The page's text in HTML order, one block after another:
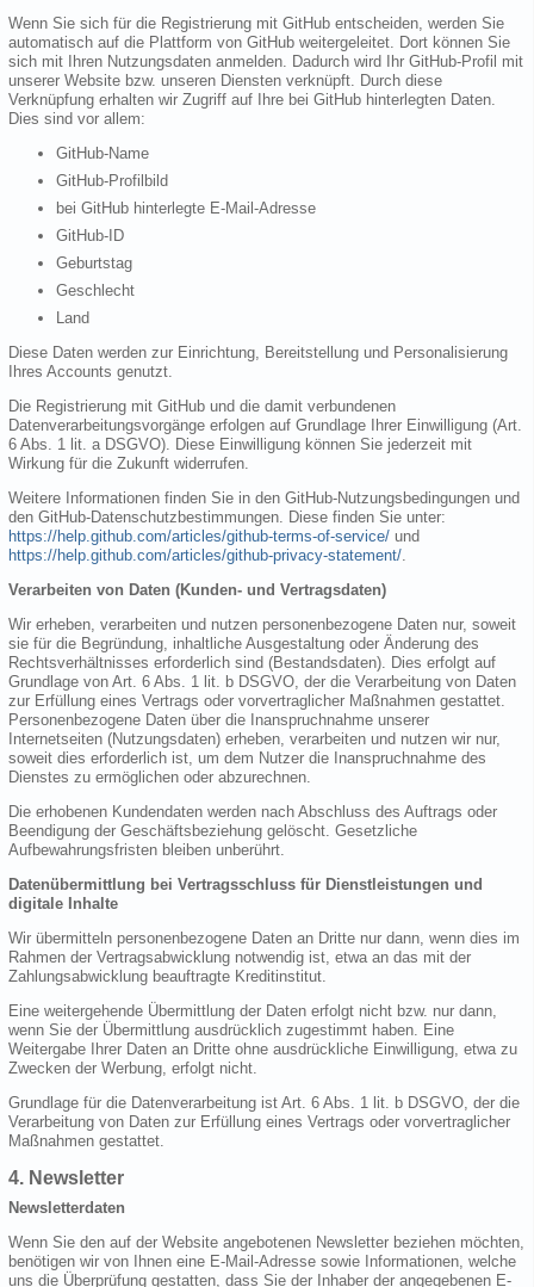
Wenn Sie sich für die Registrierung mit GitHub entscheiden, werden Sie
automatisch auf die Plattform von GitHub weitergeleitet. Dort können Sie
sich mit Ihren Nutzungsdaten anmelden. Dadurch wird Ihr GitHub-Profil mit
unserer Website bzw. unseren Diensten verknüpft. Durch diese
Verknüpfung erhalten wir Zugriff auf Ihre bei GitHub hinterlegten Daten.
Dies sind vor allem:
GitHub-Name
GitHub-Profilbild
bei GitHub hinterlegte E-Mail-Adresse
GitHub-ID
Geburtstag
Geschlecht
Land
Diese Daten werden zur Einrichtung, Bereitstellung und Personalisierung
Ihres Accounts genutzt.
Die Registrierung mit GitHub und die damit verbundenen
Datenverarbeitungsvorgänge erfolgen auf Grundlage Ihrer Einwilligung (Art.
6 Abs. 1 lit. a DSGVO). Diese Einwilligung können Sie jederzeit mit
Wirkung für die Zukunft widerrufen.
Weitere Informationen finden Sie in den GitHub-Nutzungsbedingungen und
den GitHub-Datenschutzbestimmungen. Diese finden Sie unter:
https://help.github.com/articles/github-terms-of-service/ und
https://help.github.com/articles/github-privacy-statement/.
Verarbeiten von Daten (Kunden- und Vertragsdaten)
Wir erheben, verarbeiten und nutzen personenbezogene Daten nur, soweit
sie für die Begründung, inhaltliche Ausgestaltung oder Änderung des
Rechtsverhältnisses erforderlich sind (Bestandsdaten). Dies erfolgt auf
Grundlage von Art. 6 Abs. 1 lit. b DSGVO, der die Verarbeitung von Daten
zur Erfüllung eines Vertrags oder vorvertraglicher Maßnahmen gestattet.
Personenbezogene Daten über die Inanspruchnahme unserer
Internetseiten (Nutzungsdaten) erheben, verarbeiten und nutzen wir nur,
soweit dies erforderlich ist, um dem Nutzer die Inanspruchnahme des
Dienstes zu ermöglichen oder abzurechnen.
Die erhobenen Kundendaten werden nach Abschluss des Auftrags oder
Beendigung der Geschäftsbeziehung gelöscht. Gesetzliche
Aufbewahrungsfristen bleiben unberührt.
Datenübermittlung bei Vertragsschluss für Dienstleistungen und
digitale Inhalte
Wir übermitteln personenbezogene Daten an Dritte nur dann, wenn dies im
Rahmen der Vertragsabwicklung notwendig ist, etwa an das mit der
Zahlungsabwicklung beauftragte Kreditinstitut.
Eine weitergehende Übermittlung der Daten erfolgt nicht bzw. nur dann,
wenn Sie der Übermittlung ausdrücklich zugestimmt haben. Eine
Weitergabe Ihrer Daten an Dritte ohne ausdrückliche Einwilligung, etwa zu
Zwecken der Werbung, erfolgt nicht.
Grundlage für die Datenverarbeitung ist Art. 6 Abs. 1 lit. b DSGVO, der die
Verarbeitung von Daten zur Erfüllung eines Vertrags oder vorvertraglicher
Maßnahmen gestattet.
4. Newsletter
Newsletterdaten
Wenn Sie den auf der Website angebotenen Newsletter beziehen möchten,
benötigen wir von Ihnen eine E-Mail-Adresse sowie Informationen, welche
uns die Überprüfung gestatten, dass Sie der Inhaber der angegebenen E-